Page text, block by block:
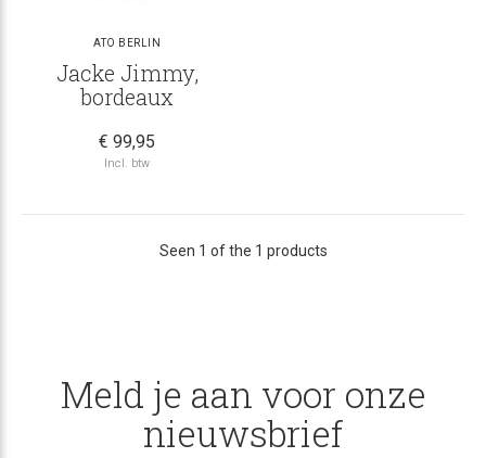
ATO BERLIN
Jacke Jimmy,
bordeaux
€ 99,95
Incl. btw
Seen 1 of the 1 products
Meld je aan voor onze
nieuwsbrief